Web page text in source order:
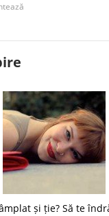
și ție? Să te